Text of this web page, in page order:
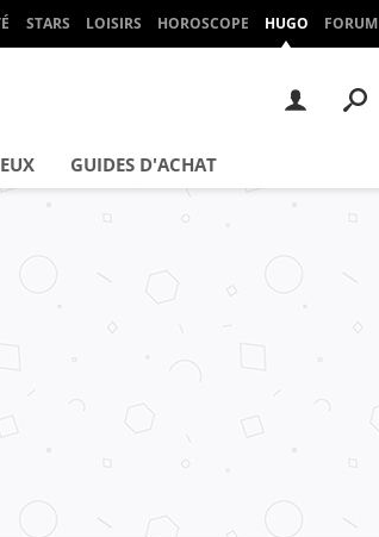
STARS LOISIRS HOROSCOPE HUGO FORUM
GUIDES D'ACHAT